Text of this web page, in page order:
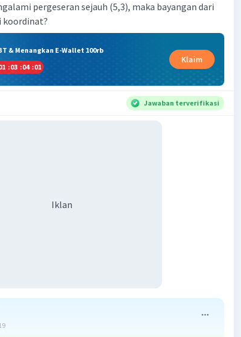
pergeseran sejauh (5,3), maka bayangan dari
koordinat?
& Menangkan E-Wallet 100rb
:03 :04 :00
Klaim
Jawaban terverifikasi
Iklan